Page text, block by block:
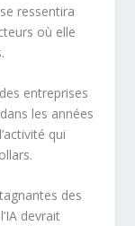
ressentira
où elle
entreprises
les années
qui
des
devrait